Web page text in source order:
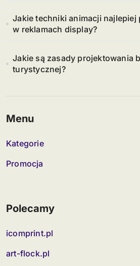
Jakie techniki animacji najlepiej
w reklamach display?
Jakie są zasady projektowania
turystycznej?
Menu
Kategorie
Promocja
Polecamy
icomprint.pl
art-flock.pl